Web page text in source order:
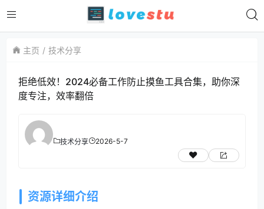
主页 技术分享
拒绝低效！2024必备工作防止摸鱼工具合集，助你深
度专注，效率翻倍
技术分享 2026-5-7
资源详细介绍